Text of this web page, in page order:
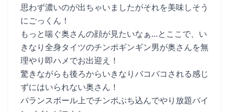
思わず濃いのが出ちゃいましたがそれを美味しそう
にごっくん！
もっと喘ぐ奥さんの顔が見たいなぁ…とここで、い
きなり全身タイツのチンポギンギン男が奥さんを無
理やり即ハメでお出迎え！
驚きながらも後ろからいきなりバコバコされる感じ
ずにはいられない奥さん！
バランスボール上でチンポぶち込んでやり放題バイ